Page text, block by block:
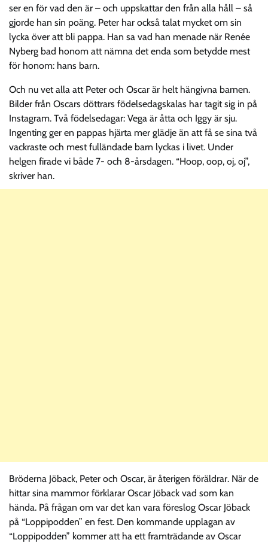
ser en för vad den är – och uppskattar den från alla håll – så
gjorde han sin poäng. Peter har också talat mycket om sin
lycka över att bli pappa. Han sa vad han menade när Renée
Nyberg bad honom att nämna det enda som betydde mest
för honom: hans barn.
Och nu vet alla att Peter och Oscar är helt hängivna barnen.
Bilder från Oscars döttrars födelsedagskalas har tagit sig in på
Instagram. Två födelsedagar: Vega är åtta och Iggy är sju.
Ingenting ger en pappas hjärta mer glädje än att få se sina två
vackraste och mest fulländade barn lyckas i livet. Under
helgen firade vi både 7- och 8-årsdagen. “Hoop, oop, oj, oj”,
skriver han.
Bröderna Jöback, Peter och Oscar, är återigen föräldrar. När de
hittar sina mammor förklarar Oscar Jöback vad som kan
hända. På frågan om var det kan vara föreslog Oscar Jöback
på “Loppipodden” en fest. Den kommande upplagan av
“Loppipodden” kommer att ha ett framträdande av Oscar